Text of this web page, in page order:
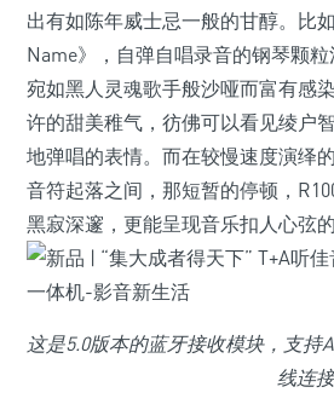
出有如陈年威士忌一般的甘醇。比
Name》，自弹自唱录音的钢琴颗
宛如黑人灵魂歌手般沙哑而富有感
许的甜美稚气，彷佛可以看见绫户
地弹唱的表情。而在较慢速度演绎
音符起落之间，那短暂的停顿，
黑寂深邃，更能呈现音乐扣人心弦的
这是5.0版本的蓝牙接收模块，支持
线连